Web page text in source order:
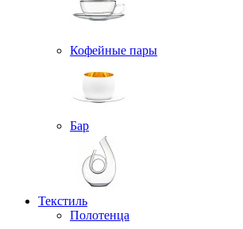
Кофейные пары
Бар
Текстиль
Полотенца